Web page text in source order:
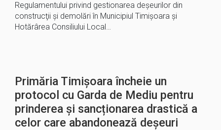
Regulamentului privind gestionarea deşeurilor din
construcţii şi demolări în Municipiul Timişoara și
Hotărârea Consiliului Local…
Primăria Timișoara încheie un
protocol cu Garda de Mediu pentru
prinderea și sancționarea drastică a
celor care abandonează deșeuri